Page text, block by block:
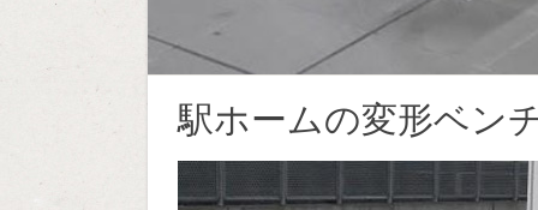
駅ホームの変形ベン